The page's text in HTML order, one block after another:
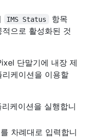
IMS Status
항목
으로 활성화된 것
단말기에 내장 제
케이션을 이용할
케이션을 실행합니
차례대로 입력합니